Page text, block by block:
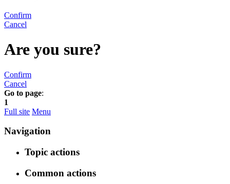
Confirm
Cancel
Are you sure?
Confirm
Cancel
Go to page:
1
Full site Menu
Navigation
Topic actions
Common actions